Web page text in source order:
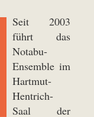
Seit 2003
führt das
Notabu-
Ensemble im
Hartmut-
Hentrich-
Saal der